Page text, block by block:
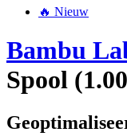
🔥 Nieuw
Bambu
Spool